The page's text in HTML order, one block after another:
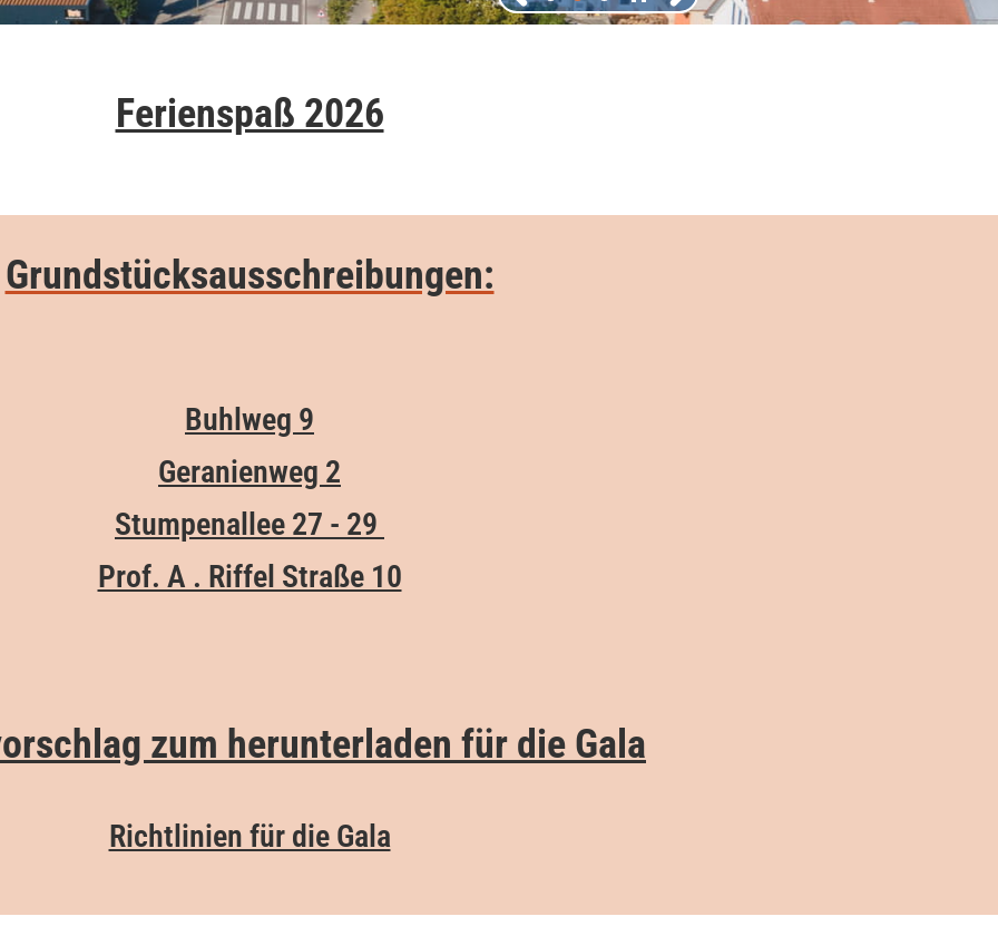
Ferienspaß 2026
Grundstücksausschreibungen:
Buhlweg 9
Geranienweg 2
Stumpenallee 27 - 29
Prof. A . Riffel Straße 10
zum herunterladen für die Gala
Richtlinien für die Gala